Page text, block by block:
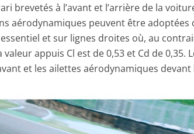
brevetés à l’avant et l’arrière de la
aérodynamiques peuvent être adoptées
essentiel et sur ​​lignes droites où, au
valeur appuis Cl est de 0,53 et Cd de 0,35.
et les ailettes aérodynamiques